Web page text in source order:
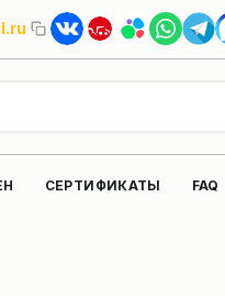
СЕРТИФИКАТЫ FAQ